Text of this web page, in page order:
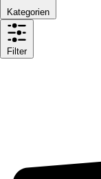
Kategorien
Filter